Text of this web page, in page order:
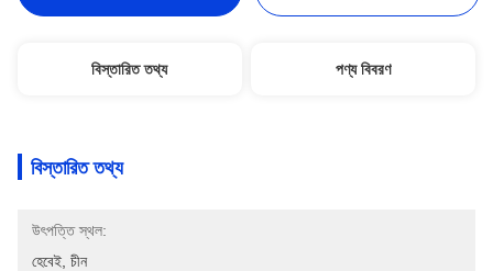
বিস্তারিত তথ্য পণ্য বিবরণ
বিস্তারিত তথ্য
উৎপত্তি স্থল:
হেবেই, চীন